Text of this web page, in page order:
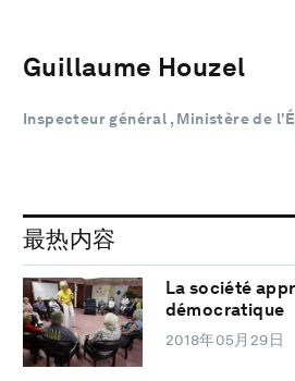
Guillaume Houzel
Inspecteur général , Ministère de
最热内容
La société
démocratique
2018年05月29日